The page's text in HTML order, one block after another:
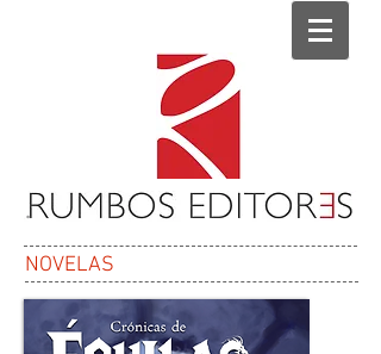
NOVELAS